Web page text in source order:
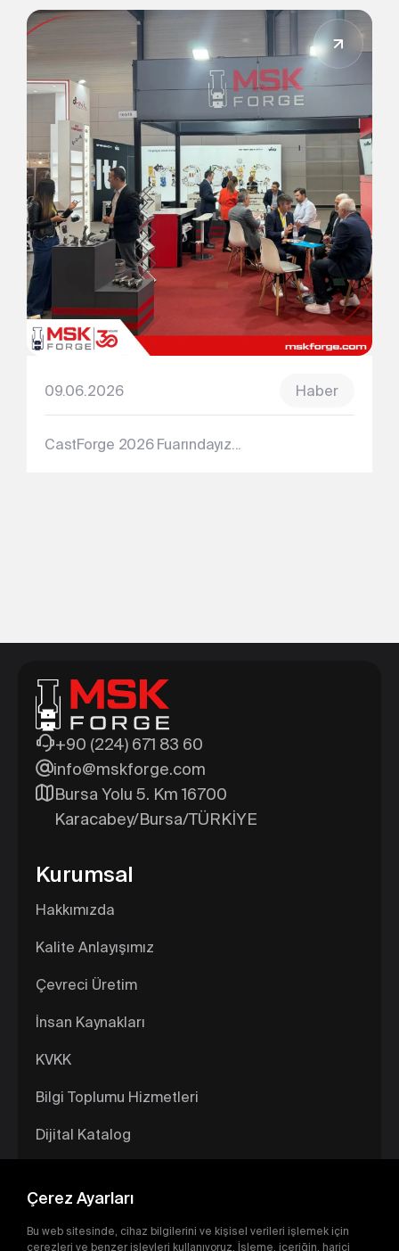
09.06.2026 Haber
CastForge 2026 Fuarındayız...
+90 (224) 671 83 60
info@mskforge.com
Bursa Yolu 5. Km 16700
Karacabey/Bursa/TÜRKİYE
Kurumsal
Hakkımızda
Kalite Anlayışımız
Çevreci Üretim
İnsan Kaynakları
KVKK
Bilgi Toplumu Hizmetleri
Dijital Katalog
Çerez Ayarları
Bu web sitesinde, cihaz bilgilerini ve kişisel verileri işlemek için
çerezleri ve benzer işlevleri kullanıyoruz. İşleme, içeriğin, harici